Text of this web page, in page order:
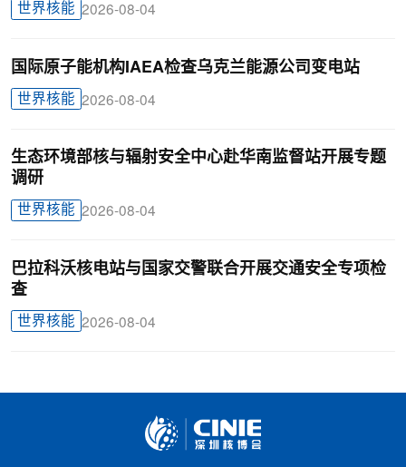
世界核能 2026-08-04
国际原子能机构IAEA检查乌克兰能源公司变电站
世界核能 2026-08-04
生态环境部核与辐射安全中心赴华南监督站开展专题
调研
世界核能 2026-08-04
巴拉科沃核电站与国家交警联合开展交通安全专项检
查
世界核能 2026-08-04